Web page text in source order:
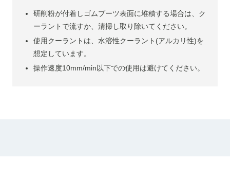
研削粉が付着しゴムブーツ表面に堆積する場合は、ク
ーラントで流すか、清掃し取り除いてください。
使用クーラントは、水溶性クーラント(アルカリ性)を
想定しています。
操作速度10mm/min以下での使用は避けてください。